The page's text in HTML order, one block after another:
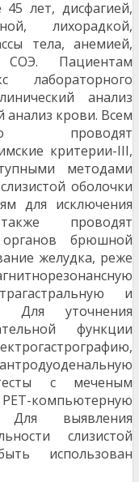
лет, дисфагией,
лихорадкой,
тела, анемией,
СОЭ. Пациентам
лабораторного
анализ
анализ крови. Всем
проводят
критерии-III,
методами
оболочки
для исключения
проводят
органов брюшной
желудка, реже
и
Для уточнения
функции
с меченым
компьютерную
Для выявления
слизистой
использован